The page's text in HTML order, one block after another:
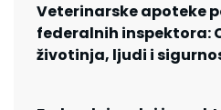
Veterinarske apoteke
federalnih inspektora:
životinja, ljudi i